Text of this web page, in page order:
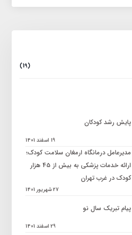
(19)
پایش رشد کودکان
19 اسفند 1401
مدیرعامل درمانگاه ارمغان سلامت کودک؛
ارائه خدمات پزشکی به بیش از 45 هزار
کودک در غرب تهران
27 شهریور 1401
پیام تبریک سال نو
29 اسفند 1401